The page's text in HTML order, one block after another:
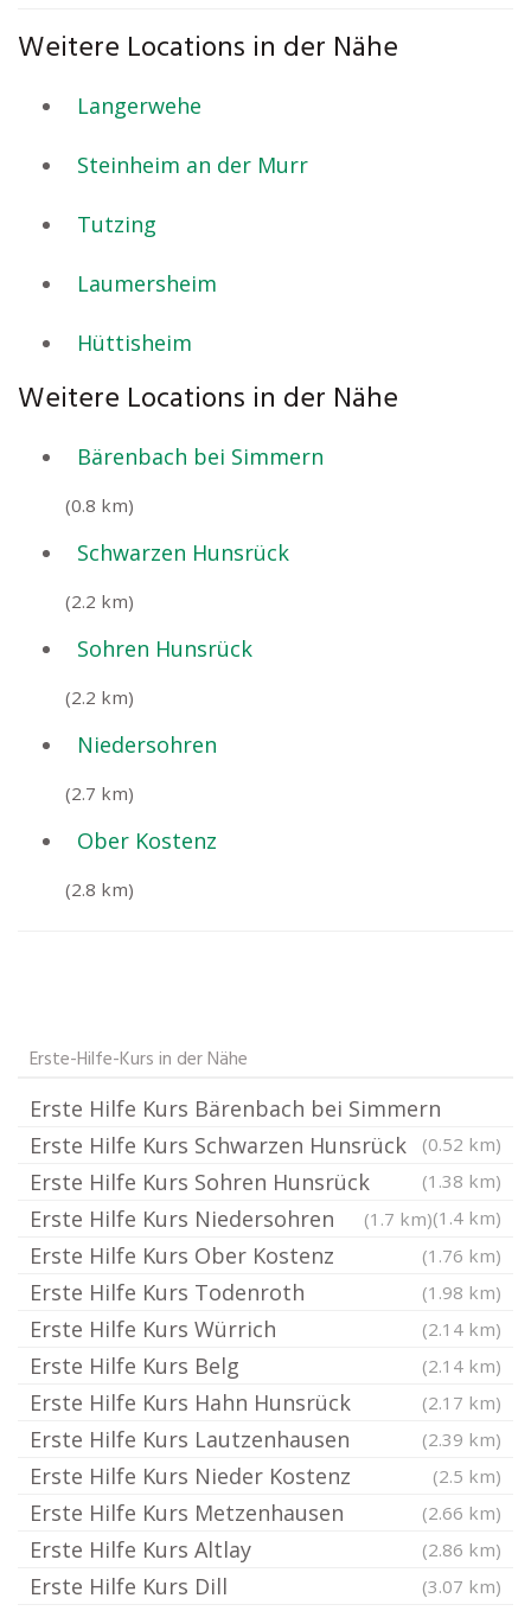
Weitere Locations in der Nähe
Langerwehe
Steinheim an der Murr
Tutzing
Laumersheim
Hüttisheim
Weitere Locations in der Nähe
Bärenbach bei Simmern
(0.8 km)
Schwarzen Hunsrück
(2.2 km)
Sohren Hunsrück
(2.2 km)
Niedersohren
(2.7 km)
Ober Kostenz
(2.8 km)
Erste-Hilfe-Kurs in der Nähe
Erste Hilfe Kurs Bärenbach bei Simmern
(0.52 km)
Erste Hilfe Kurs Schwarzen Hunsrück
(1.38 km)
Erste Hilfe Kurs Sohren Hunsrück
(1.4 km)
Erste Hilfe Kurs Niedersohren (1.7 km)
Erste Hilfe Kurs Ober Kostenz (1.76 km)
Erste Hilfe Kurs Todenroth (1.98 km)
Erste Hilfe Kurs Würrich (2.14 km)
Erste Hilfe Kurs Belg (2.14 km)
Erste Hilfe Kurs Hahn Hunsrück (2.17 km)
Erste Hilfe Kurs Lautzenhausen (2.39 km)
Erste Hilfe Kurs Nieder Kostenz (2.5 km)
Erste Hilfe Kurs Metzenhausen (2.66 km)
Erste Hilfe Kurs Altlay (2.86 km)
Erste Hilfe Kurs Dill (3.07 km)